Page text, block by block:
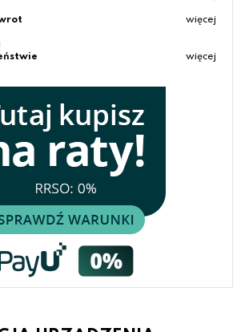
więcej
więcej